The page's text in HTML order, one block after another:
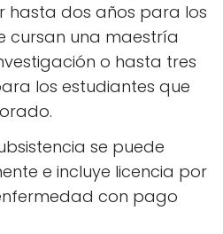
hasta dos años para los
cursan una maestría
o hasta tres
los estudiantes que
se puede
e incluye licencia por
con pago